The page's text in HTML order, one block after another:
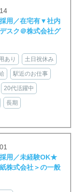
用／在宅有▼社内
スク＠株式会社グ
あり 土日祝休み
駅近のお仕事
20代活躍中
長期
用／未経験OK★
株式会社＞の一般